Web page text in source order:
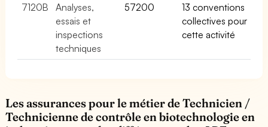
7120B
Analyses,
essais et
inspections
techniques
57200
13 conventions
collectives pour
cette activité
Les assurances pour le métier de Technicien /
Technicienne de contrôle en biotechnologie en